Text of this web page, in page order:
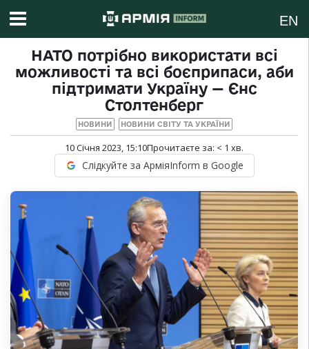
EN
НАТО потрібно використати всі
можливості та всі боєприпаси, аби
підтримати Україну — Єнс
Столтенберг
НОВИНИ НОВИНИ СВІТУ ТА УКРАЇНИ
10 Січня 2023, 15:10Прочитаєте за: < 1 хв.
Слідкуйте за АрміяInform в Google